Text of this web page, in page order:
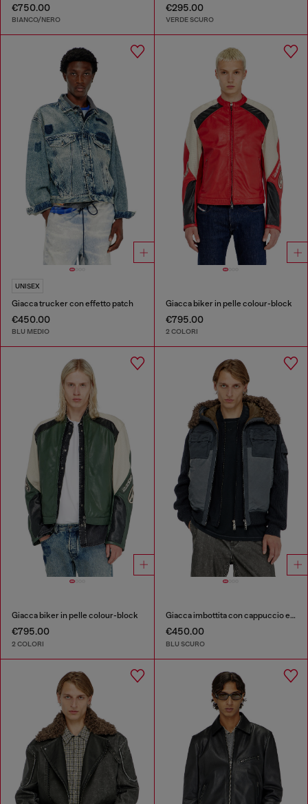
€750.00
BIANCO/NERO
€295.00
VERDE SCURO
UNISEX
Giacca trucker con effetto patch
€450.00
BLU MEDIO
Giacca biker in pelle colour-block
€795.00
2 COLORI
Giacca biker in pelle colour-block
€795.00
2 COLORI
Giacca imbottita con cappuccio e maniche in maglia
€450.00
BLU SCURO